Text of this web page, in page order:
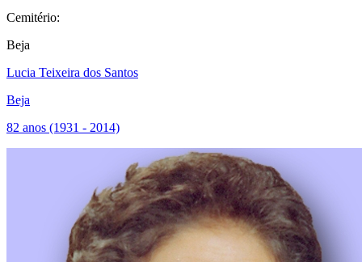
Cemitério:
Beja
Lucia Teixeira dos Santos
Beja
82 anos (1931 - 2014)